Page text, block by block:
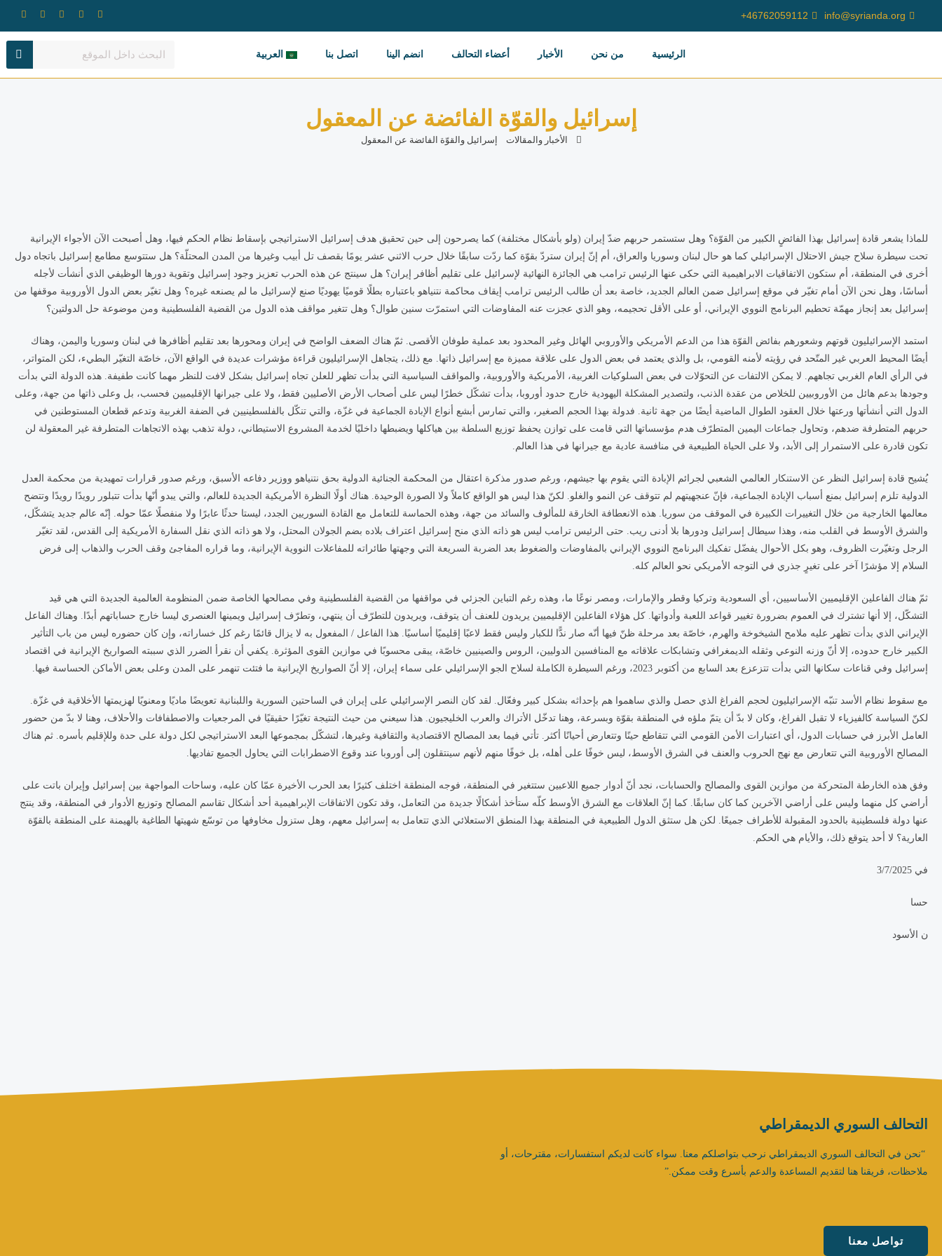
info@syrianda.org
46762059112+
الرئيسية من نحن الأخبار أعضاء التحالف انضم الينا اتصل بنا العربية
إسرائيل والقوّة الفائضة عن المعقول
الأخبار والمقالات إسرائيل والقوّة الفائضة عن المعقول
للماذا يشعر قادة إسرائيل بهذا الفائضٍ الكبير من القوّة؟ وهل ستستمر حربهم ضدّ إيران (ولو بأشكال مختلفة) كما يصرحون إلى حين تحقيق هدف إسرائيل الاستراتيجي بإسقاط نظام الحكم فيها، وهل أصبحت الآن الأجواء الإيرانية
تحت سيطرة سلاح جيش الاحتلال الإسرائيلي كما هو حال لبنان وسوريا والعراق، أم إنّ إيران ستردّ بقوّة كما ردّت سابقًا خلال حرب الاثني عشر يومًا بقصف تل أبيب وغيرها من المدن المحتلّة؟ هل ستتوسع مطامع إسرائيل باتجاه دول
أخرى في المنطقة، أم ستكون الاتفاقيات الابراهيمية التي حكى عنها الرئيس ترامب هي الجائزة النهائية لإسرائيل على تقليم أظافر إيران؟ هل سينتج عن هذه الحرب تعزيز وجود إسرائيل وتقوية دورها الوظيفي الذي أنشأت لأجله
أساسًا، وهل نحن الآن أمام تغيّر في موقع إسرائيل ضمن العالم الجديد، خاصة بعد أن طالب الرئيس ترامب إيقاف محاكمة نتنياهو باعتباره بطلًا قوميًا يهوديًا صنع لإسرائيل ما لم يصنعه غيره؟ وهل تغيّر بعض الدول الأوروبية موقفها من
إسرائيل بعد إنجاز مهمّة تحطيم البرنامج النووي الإيراني، أو على الأقل تحجيمه، وهو الذي عجزت عنه المفاوضات التي استمرّت سنين طوال؟ وهل تتغير مواقف هذه الدول من القضية الفلسطينية ومن موضوعة حل الدولتين؟
استمد الإسرائيليون قوتهم وشعورهم بفائض القوّة هذا من الدعم الأمريكي والأوروبي الهائل وغير المحدود بعد عملية طوفان الأقصى. ثمّ هناك الضعف الواضح في إيران ومحورها بعد تقليم أظافرها في لبنان وسوريا واليمن، وهناك
أيضًا المحيط العربي غير المتّحد في رؤيته لأمنه القومي، بل والذي يعتمد في بعض الدول على علاقة مميزة مع إسرائيل ذاتها. مع ذلك، يتجاهل الإسرائيليون قراءة مؤشرات عديدة في الواقع الآن، خاصّة التغيّر البطيء، لكن المتواتر،
في الرأي العام الغربي تجاههم. لا يمكن الالتفات عن التحوّلات في بعض السلوكيات الغربية، الأمريكية والأوروبية، والمواقف السياسية التي بدأت تظهر للعلن تجاه إسرائيل بشكل لافت للنظر مهما كانت طفيفة. هذه الدولة التي بدأت
وجودها بدعم هائل من الأوروبيين للخلاص من عقدة الذنب، ولتصدير المشكلة اليهودية خارج حدود أوروبا، بدأت تشكّل خطرًا ليس على أصحاب الأرض الأصليين فقط، ولا على جيرانها الإقليميين فحسب، بل وعلى ذاتها من جهة، وعلى
الدول التي أنشأتها ورعتها خلال العقود الطوال الماضية أيضًا من جهة ثانية. فدولة بهذا الحجم الصغير، والتي تمارس أبشع أنواع الإبادة الجماعية في غزّة، والتي تنكّل بالفلسطينيين في الضفة الغربية وتدعم قطعان المستوطنين في
حربهم المتطرفة ضدهم، وتحاول جماعات اليمين المتطرّف هدم مؤسساتها التي قامت على توازن يحفظ توزيع السلطة بين هياكلها ويضبطها داخليًا لخدمة المشروع الاستيطاني، دولة تذهب بهذه الاتجاهات المتطرفة غير المعقولة لن
تكون قادرة على الاستمرار إلى الأبد، ولا على الحياة الطبيعية في منافسة عادية مع جيرانها في هذا العالم.
يُشيح قادة إسرائيل النظر عن الاستنكار العالمي الشعبي لجرائم الإبادة التي يقوم بها جيشهم، ورغم صدور مذكرة اعتقال من المحكمة الجنائية الدولية بحق نتنياهو ووزير دفاعه الأسبق، ورغم صدور قرارات تمهيدية من محكمة العدل
الدولية تلزم إسرائيل بمنع أسباب الإبادة الجماعية، فإنّ عنجهيتهم لم تتوقف عن النمو والغلو. لكنّ هذا ليس هو الواقع كاملاً ولا الصورة الوحيدة. هناك أولًا النظرة الأمريكية الجديدة للعالم، والتي يبدو أنّها بدأت تتبلور رويدًا رويدًا وتتضح
معالمها الخارجية من خلال التغييرات الكبيرة في الموقف من سوريا. هذه الانعطافة الخارقة للمألوف والسائد من جهة، وهذه الحماسة للتعامل مع القادة السوريين الجدد، ليستا حدثًا عابرًا ولا منفصلًا عمّا حوله. إنّه عالم جديد يتشكّل،
والشرق الأوسط في القلب منه، وهذا سيطال إسرائيل ودورها بلا أدنى ريب. حتى الرئيس ترامب ليس هو ذاته الذي منح إسرائيل اعتراف بلاده بضم الجولان المحتل، ولا هو ذاته الذي نقل السفارة الأمريكية إلى القدس، لقد تغيّر
الرجل وتغيّرت الظروف، وهو بكل الأحوال يفضّل تفكيك البرنامج النووي الإيراني بالمفاوضات والضغوط بعد الضربة السريعة التي وجهتها طائراته للمفاعلات النووية الإيرانية، وما قراره المفاجئ وقف الحرب والذهاب إلى فرض
السلام إلا مؤشرًا آخر على تغيرٍ جذري في التوجه الأمريكي نحو العالم كله.
ثمّ هناك الفاعلين الإقليميين الأساسيين، أي السعودية وتركيا وقطر والإمارات، ومصر نوعًا ما، وهذه رغم التباين الجزئي في مواقفها من القضية الفلسطينية وفي مصالحها الخاصة ضمن المنظومة العالمية الجديدة التي هي قيد
التشكّل، إلا أنها تشترك في العموم بضرورة تغيير قواعد اللعبة وأدواتها. كل هؤلاء الفاعلين الإقليميين يريدون للعنف أن يتوقف، ويريدون للتطرّف أن ينتهي، وتطرّف إسرائيل ويمينها العنصري ليسا خارج حساباتهم أبدًا. وهناك الفاعل
الإيراني الذي بدأت تظهر عليه ملامح الشيخوخة والهرم، خاصّة بعد مرحلة ظنّ فيها أنّه صار ندًّا للكبار وليس فقط لاعبًا إقليميًا أساسيًا. هذا الفاعل / المفعول به لا يزال قائمًا رغم كل خساراته، وإن كان حضوره ليس من باب التأثير
الكبير خارج حدوده، إلا أنّ وزنه النوعي وثقله الديمغرافي وتشابكات علاقاته مع المنافسين الدوليين، الروس والصينيين خاصّة، يبقى محسوبًا في موازين القوى المؤثرة. يكفي أن نقرأ الضرر الذي سببته الصواريخ الإيرانية في اقتصاد
إسرائيل وفي قناعات سكانها التي بدأت تتزعزع بعد السابع من أكتوبر 2023، ورغم السيطرة الكاملة لسلاح الجو الإسرائيلي على سماء إيران، إلا أنّ الصواريخ الإيرانية ما فتئت تنهمر على المدن وعلى بعض الأماكن الحساسة فيها.
مع سقوط نظام الأسد تنبّه الإسرائيليون لحجم الفراغ الذي حصل والذي ساهموا هم بإحداثه بشكل كبير وفعّال. لقد كان النصر الإسرائيلي على إيران في الساحتين السورية واللبنانية تعويضًا ماديًا ومعنويًا لهزيمتها الأخلاقية في غزّة.
لكنّ السياسة كالفيزياء لا تقبل الفراغ، وكان لا بدّ أن يتمّ ملؤه في المنطقة بقوّة وبسرعة، وهنا تدخّل الأتراك والعرب الخليجيون. هذا سيعني من حيث النتيجة تغيّرًا حقيقيًا في المرجعيات والاصطفافات والأحلاف، وهنا لا بدّ من حضور
العامل الأبرز في حسابات الدول، أي اعتبارات الأمن القومي التي تتقاطع حينًا وتتعارض أحيانًا أكثر. تأتي فيما بعد المصالح الاقتصادية والثقافية وغيرها، لتشكّل بمجموعها البعد الاستراتيجي لكل دولة على حدة وللإقليم بأسره. ثم هناك
المصالح الأوروبية التي تتعارض مع نهج الحروب والعنف في الشرق الأوسط، ليس خوفًا على أهله، بل خوفًا منهم لأنهم سينتقلون إلى أوروبا عند وقوع الاضطرابات التي يحاول الجميع تفاديها.
وفق هذه الخارطة المتحركة من موازين القوى والمصالح والحسابات، نجد أنّ أدوار جميع اللاعبين ستتغير في المنطقة، فوجه المنطقة اختلف كثيرًا بعد الحرب الأخيرة عمّا كان عليه، وساحات المواجهة بين إسرائيل وإيران باتت على
أراضي كل منهما وليس على أراضي الآخرين كما كان سابقًا. كما إنّ العلاقات مع الشرق الأوسط كلّه ستأخذ أشكالًا جديدة من التعامل، وقد تكون الاتفاقات الإبراهيمية أحد أشكال تقاسم المصالح وتوزيع الأدوار في المنطقة، وقد ينتج
عنها دولة فلسطينية بالحدود المقبولة للأطراف جميعًا. لكن هل ستثق الدول الطبيعية في المنطقة بهذا المنطق الاستعلائي الذي تتعامل به إسرائيل معهم، وهل ستزول مخاوفها من توسّع شهيتها الطاغية بالهيمنة على المنطقة بالقوّة
العارية؟ لا أحد يتوقع ذلك، والأيام هي الحكم.
في 3/7/2025
حسا
ن الأسود
التحالف السوري الديمقراطي
“نحن في التحالف السوري الديمقراطي نرحب بتواصلكم معنا. سواء كانت لديكم استفسارات، مقترحات، أو
ملاحظات، فريقنا هنا لتقديم المساعدة والدعم بأسرع وقت ممكن.”
تواصل معنا